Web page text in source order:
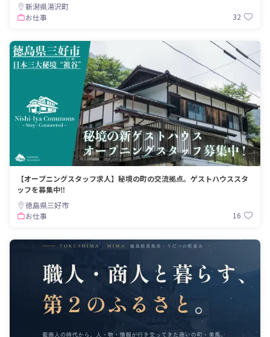
新潟県湯沢町
お仕事
32
【オープニングスタッフ求人】秘境の町の交流拠点。ゲストハウススタ
ッフを募集中‼
徳島県三好市
お仕事
16